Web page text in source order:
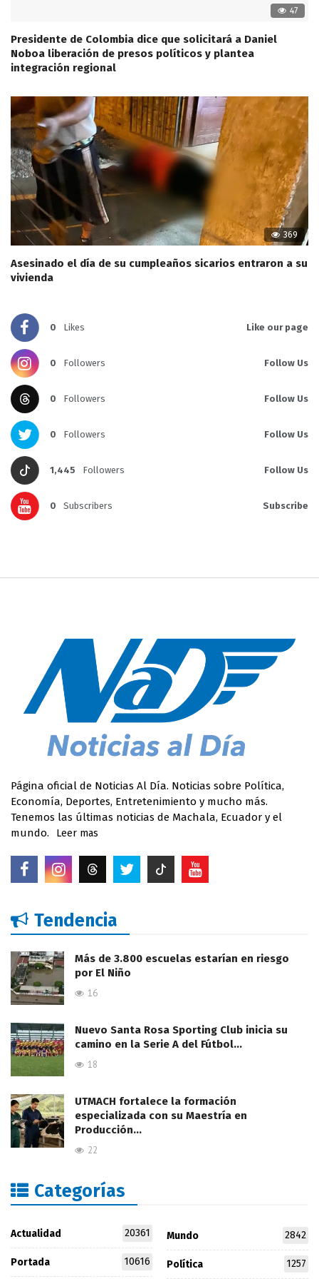
47
Presidente de Colombia dice que solicitará a Daniel
Noboa liberación de presos políticos y plantea
integración regional
369
Asesinado el día de su cumpleaños sicarios entraron a su
vivienda
0 Likes Like our page
0 Followers Follow Us
0 Followers Follow Us
0 Followers Follow Us
1,445 Followers Follow Us
0 Subscribers Subscribe
Página oficial de Noticias Al Día. Noticias sobre Política,
Economía, Deportes, Entretenimiento y mucho más.
Tenemos las últimas noticias de Machala, Ecuador y el
mundo.
Leer mas
Tendencia
Más de 3.800 escuelas estarían en riesgo
por El Niño
16
Nuevo Santa Rosa Sporting Club inicia su
camino en la Serie A del Fútbol…
18
UTMACH fortalece la formación
especializada con su Maestría en
Producción…
22
Categorías
Actualidad 20361
Portada 10616
Mundo 2842
Política 1257